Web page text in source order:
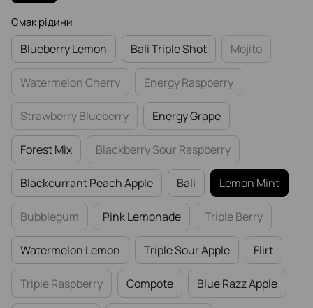
Смак рідини
Blueberry Lemon Bali Triple Shot Mojito
Watermelon Cherry Energy Raspberry
Strawberry Blueberry Energy Grape
Forest Mix Blackberry Sour Raspberry
Blackcurrant Peach Apple Bali Lemon Mint
Bubblegum Pink Lemonade Triple Berry
Watermelon Lemon Triple Sour Apple Flirt
Triple Raspberry Compote Blue Razz Apple